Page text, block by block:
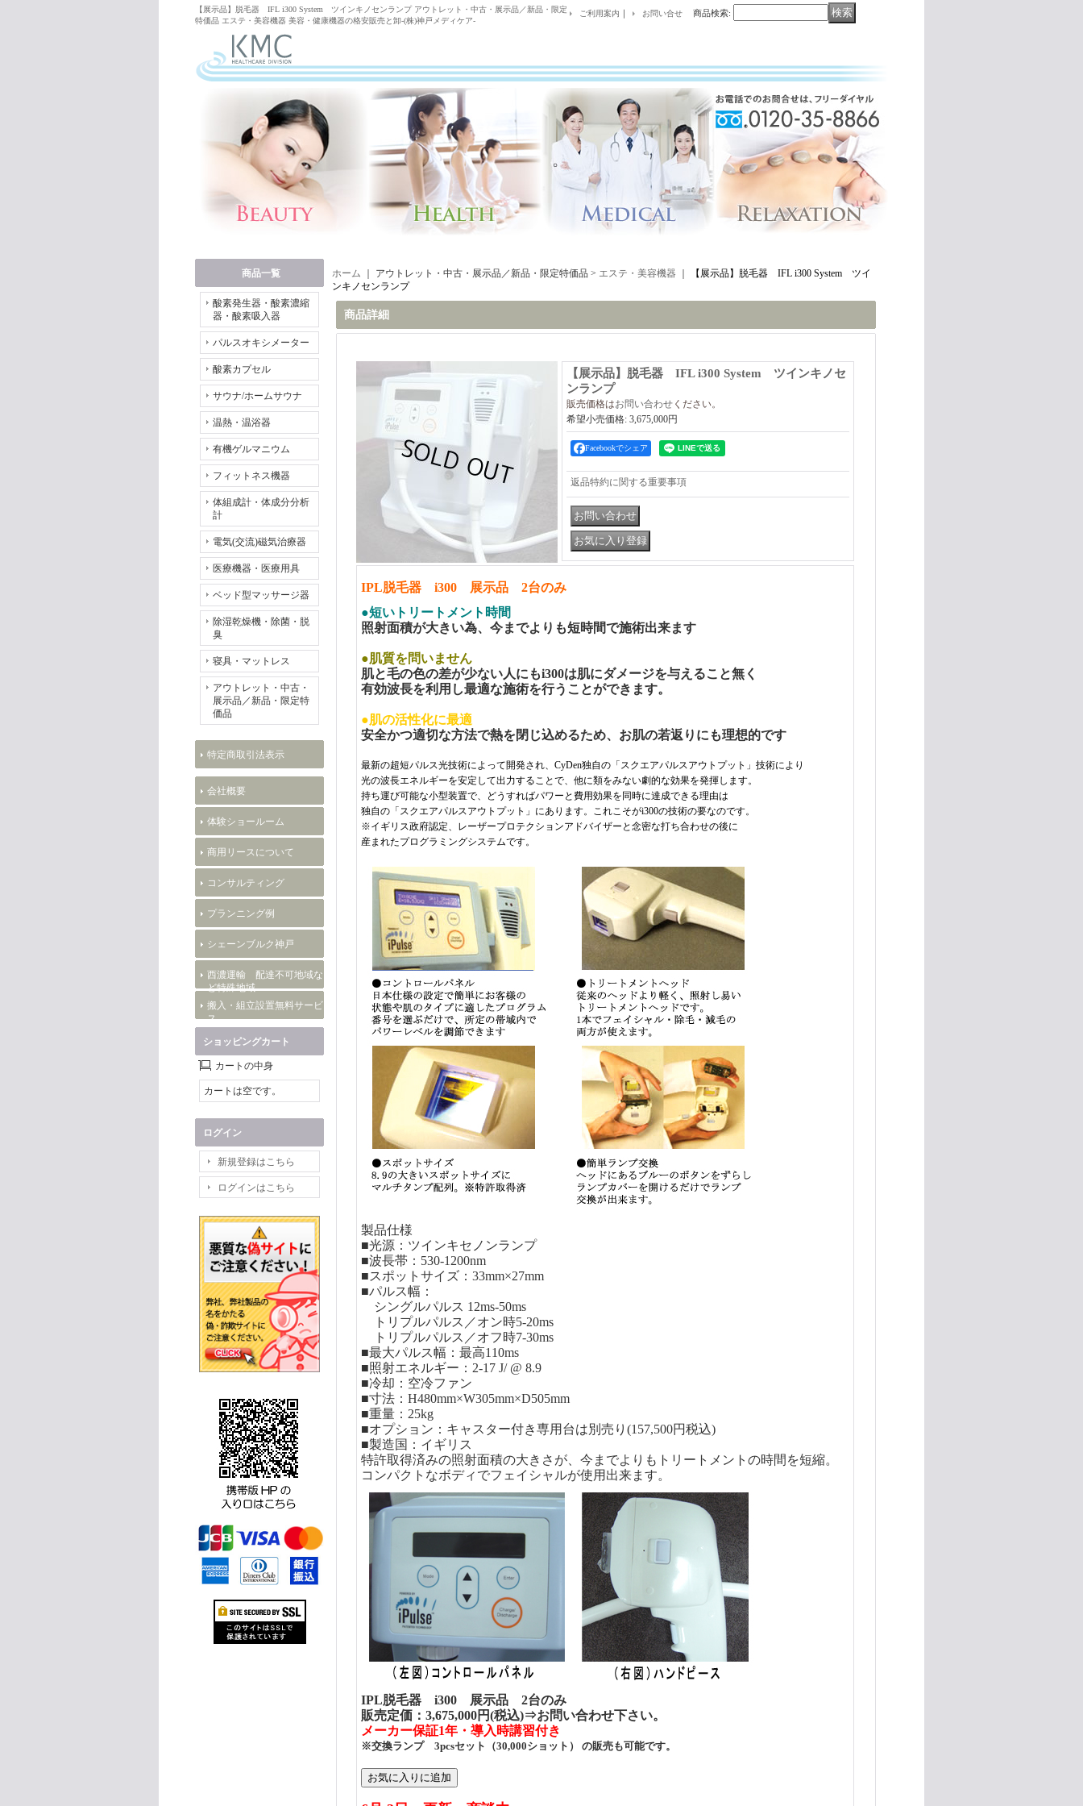
【展示品】脱毛器 IFL i300 System ツインキノセンランプ アウトレット・中古・展示品／新品・限定
特価品 エステ・美容機器 美容・健康機器の格安販売と卸-(株)神戸メディケア-
ご利用案内 ｜ お問い合せ 商品検索:
商品一覧
酸素発生器・酸素濃縮
器・酸素吸入器
パルスオキシメーター
酸素カプセル
サウナ/ホームサウナ
温熱・温浴器
有機ゲルマニウム
フィットネス機器
体組成計・体成分分析
計
電気(交流)磁気治療器
医療機器・医療用具
ベッド型マッサージ器
除湿乾燥機・除菌・脱
臭
寝具・マットレス
アウトレット・中古・
展示品／新品・限定特
価品
特定商取引法表示
会社概要
体験ショールーム
商用リースについて
コンサルティング
プランニング例
シェーンブルク神戸
西濃運輸 配達不可地域な
ど特殊地域
搬入・組立設置無料サービ
ス
ショッピングカート
カートの中身
カートは空です。
ログイン
新規登録はこちら
ログインはこちら
ホーム ｜ アウトレット・中古・展示品／新品・限定特価品 > エステ・美容機器
【展示品】脱毛器 IFL i300 System ツイ
ンキノセンランプ
商品詳細
【展示品】脱毛器 IFL i300 System ツインキノセ
ンランプ
販売価格はお問い合わせ ください。
希望小売価格: 3,675,000円
Facebookでシェア
返品特約に関する重要事項
IPL脱毛器 i300 展示品 2台のみ
●短いトリートメント時間
照射面積が大きい為、今までよりも短時間で施術出来ます
●肌質を問いません
肌と毛の色の差が少ない人にもi300は肌にダメージを与えること無く
有効波長を利用し最適な施術を行うことができます。
●肌の活性化に最適
安全かつ適切な方法で熱を閉じ込めるため、お肌の若返りにも理想的です
最新の超短パルス光技術によって開発され、CyDen独自の「スクエアパルスアウトプット」技術により
光の波長エネルギーを安定して出力することで、他に類をみない劇的な効果を発揮します。
持ち運び可能な小型装置で、どうすればパワーと費用効果を同時に達成できる理由は
独自の「スクエアパルスアウトプット」にあります。これこそがi300の技術の要なのです。
※イギリス政府認定、レーザープロテクションアドバイザーと念密な打ち合わせの後に
産まれたプログラミングシステムです。
製品仕様
■光源：ツインキセノンランプ
■波長帯：530-1200nm
■スポットサイズ：33mm×27mm
■パルス幅：
シングルパルス 12ms-50ms
トリプルパルス／オン時5-20ms
トリプルパルス／オフ時7-30ms
■最大パルス幅：最高110ms
■照射エネルギー：2-17 J/ @ 8.9
■冷却：空冷ファン
■寸法：H480mm×W305mm×D505mm
■重量：25kg
■オプション：キャスター付き専用台は別売り(157,500円税込)
■製造国：イギリス
特許取得済みの照射面積の大きさが、今までよりもトリートメントの時間を短縮。
コンパクトなボディでフェイシャルが使用出来ます。
IPL脱毛器 i300 展示品 2台のみ
販売定価：3,675,000円(税込)⇒お問い合わせ下さい。
メーカー保証1年・導入時講習付き
※交換ランプ 3pcsセット（30,000ショット） の販売も可能です。